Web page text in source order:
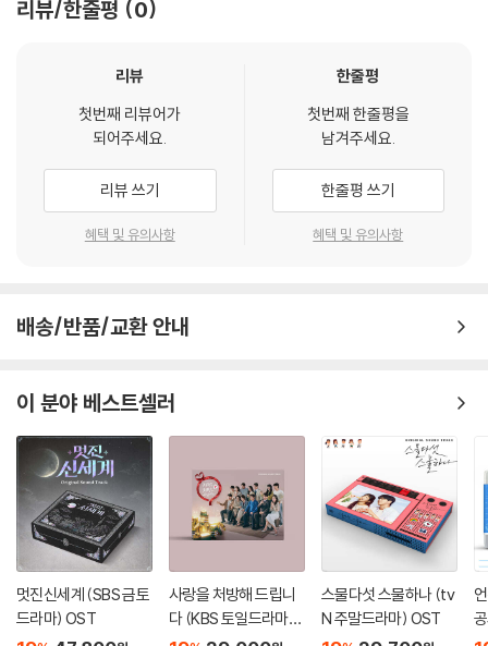
리뷰/한줄평 0
리뷰
첫번째 리뷰어가
되어주세요.
리뷰 쓰기
혜택 및 유의사항
한줄평
첫번째 한줄평을
남겨주세요.
한줄평 쓰기
혜택 및 유의사항
배송/반품/교환 안내
이 분야 베스트셀러
멋진신세계 (SBS 금토
드라마) OST
사랑을 처방해 드립니
다 (KBS 토일드라마)
스물다섯 스물하나 (tv
N 주말드라마) OST